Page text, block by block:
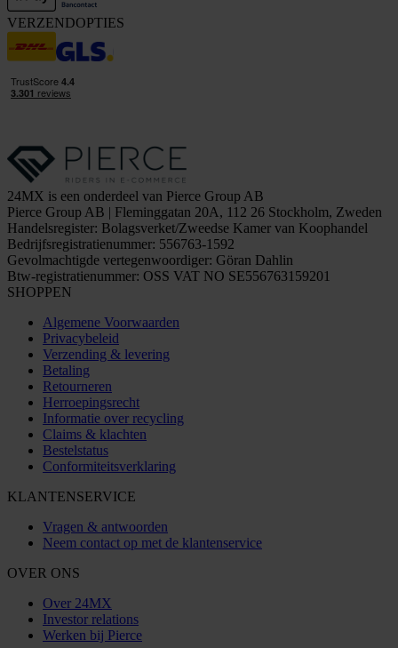
VERZENDOPTIES
24MX is een onderdeel van Pierce Group AB
Pierce Group AB | Fleminggatan 20A, 112 26 Stockholm, Zweden
Handelsregister: Bolagsverket/Zweedse Kamer van Koophandel
Bedrijfsregistratienummer: 556763-1592
Gevolmachtigde vertegenwoordiger: Göran Dahlin
Btw-registratienummer: OSS VAT NO SE556763159201
SHOPPEN
Algemene Voorwaarden
Privacybeleid
Verzending & levering
Betaling
Retourneren
Herroepingsrecht
Informatie over recycling
Claims & klachten
Bestelstatus
Conformiteitsverklaring
KLANTENSERVICE
Vragen & antwoorden
Neem contact op met de klantenservice
OVER ONS
Over 24MX
Investor relations
Werken bij Pierce